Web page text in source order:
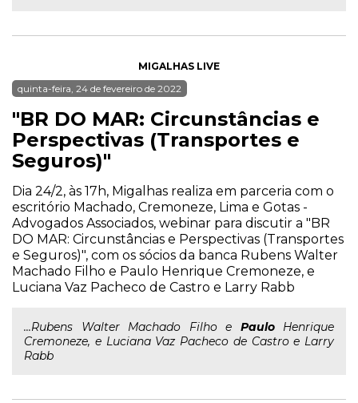
MIGALHAS LIVE
quinta-feira, 24 de fevereiro de 2022
"BR DO MAR: Circunstâncias e
Perspectivas (Transportes e
Seguros)"
Dia 24/2, às 17h, Migalhas realiza em parceria com o
escritório Machado, Cremoneze, Lima e Gotas -
Advogados Associados, webinar para discutir a "BR
DO MAR: Circunstâncias e Perspectivas (Transportes
e Seguros)", com os sócios da banca Rubens Walter
Machado Filho e Paulo Henrique Cremoneze, e
Luciana Vaz Pacheco de Castro e Larry Rabb
...Rubens Walter Machado Filho e PauloHenrique
Cremoneze, e Luciana Vaz Pacheco de Castro e Larry
Rabb